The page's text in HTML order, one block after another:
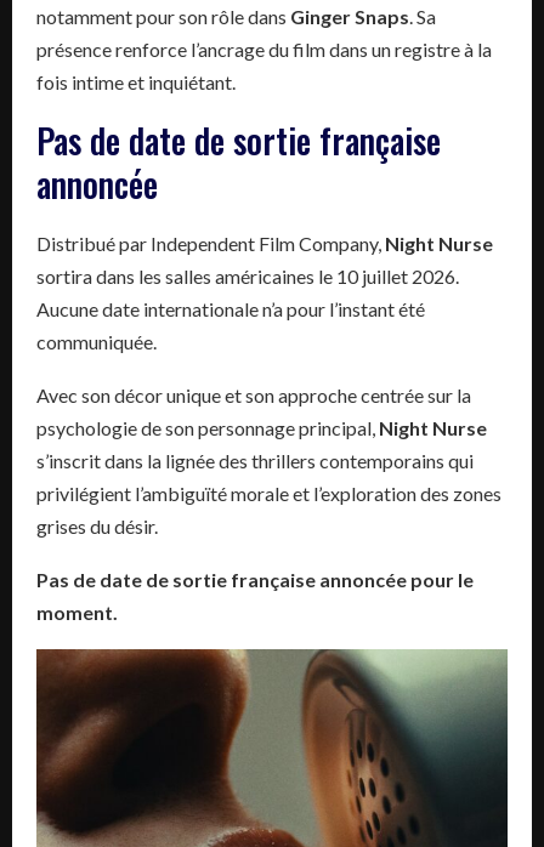
notamment pour son rôle dans Ginger Snaps . Sa
présence renforce l’ancrage du film dans un registre à la
fois intime et inquiétant.
Pas de date de sortie française
annoncée
Distribué par Independent Film Company, Night Nurse
sortira dans les salles américaines le 10 juillet 2026.
Aucune date internationale n’a pour l’instant été
communiquée.
Avec son décor unique et son approche centrée sur la
psychologie de son personnage principal, Night Nurse
s’inscrit dans la lignée des thrillers contemporains qui
privilégient l’ambiguïté morale et l’exploration des zones
grises du désir.
Pas de date de sortie française annoncée pour le
moment.